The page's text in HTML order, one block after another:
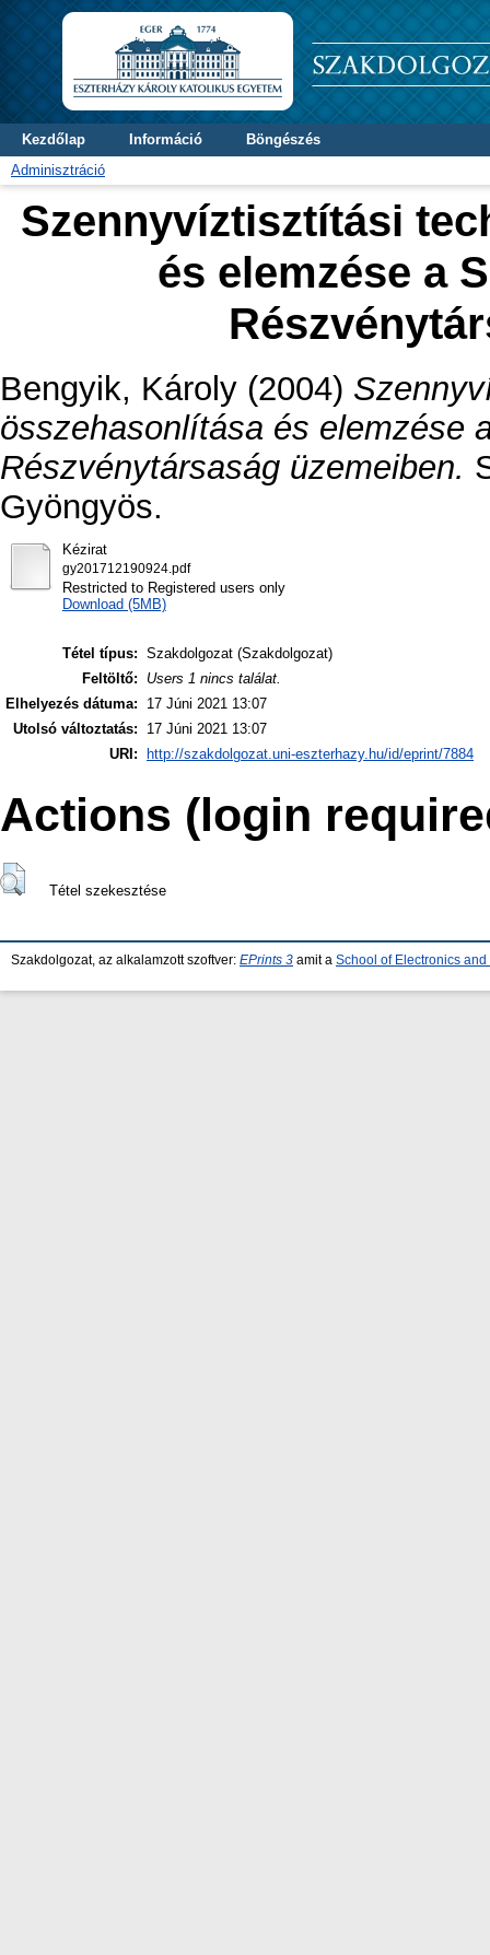
Kezdőlap Információ
Böngészés
Adminisztráció
Szennyvíztisztítási
és elemzése a
Bengyik, Károly (2004)
összehasonlítása és elemzése
Részvénytársaság üzemeiben.
Gyöngyös.
Kézirat
gy201712190924.pdf
Restricted to Registered users only
Download (5MB)
Tétel típus: Szakdolgozat (Szakdolgozat)
Feltöltő:
Users 1 nincs találat.
Elhelyezés dátuma:
17 Júni 2021 13:07
Utolsó változtatás:
17 Júni 2021 13:07
URI:
http://szakdolgozat.uni-eszterhazy.hu/id/eprint/7884
Actions (login
Tétel szekesztése
Szakdolgozat, az alkalamzott szoftver: EPrints 3 amit a School of Electronics